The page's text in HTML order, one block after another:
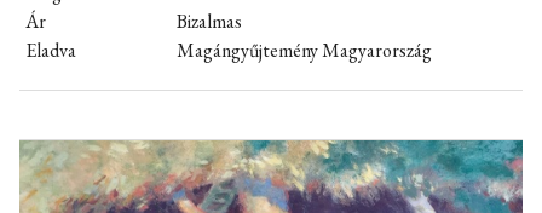
Ár
Bizalmas
Eladva
Magángyűjtemény Magyarország